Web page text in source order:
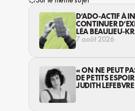
D’ADO-ACTIF À
CONTINUER
JEUNES… DANS
LÉA BEAULIEU-
7 août 2026
« ON NE PEUT
DE PETITS
AVEC AVI LEWIS
JUDITH LEFEBVRE